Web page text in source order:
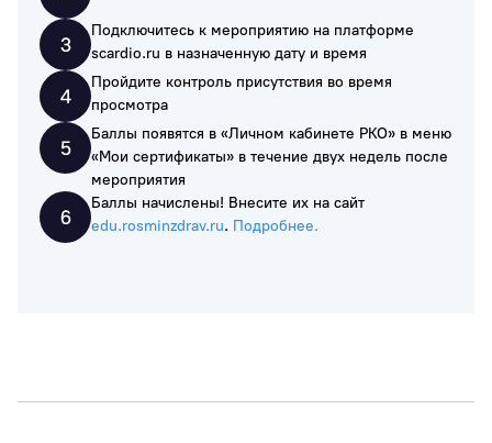
Подключитесь к мероприятию на платформе
scardio.ru в назначенную дату и время
Пройдите контроль присутствия во время
просмотра
Баллы появятся в «Личном кабинете РКО» в меню
«Мои сертификаты» в течение двух недель после
мероприятия
Баллы начислены! Внесите их на сайт
edu.rosminzdrav.ru. Подробнее.